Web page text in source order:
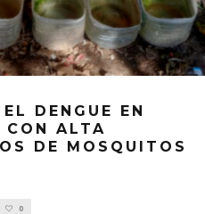
DENGUE EN
CON ALTA
DE MOSQUITOS
0